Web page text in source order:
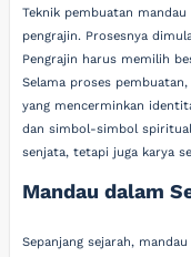
Teknik pembuatan
pengrajin. Prosesnya
Pengrajin harus memilih
Selama proses
yang mencerminkan
dan simbol-simbol
senjata, tetapi juga karya
Mandau dalam
Sepanjang sejarah,